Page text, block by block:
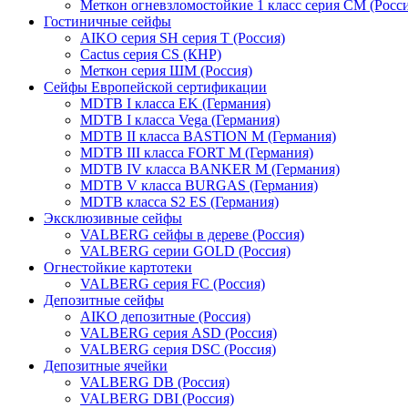
Меткон огневзломостойкие 1 класс серия СМ
Гостиничные сейфы
AIKO серия SH серия Т (Россия)
Cactus серия CS (КНР)
Меткон серия ШМ (Россия)
Сейфы Европейской сертификации
MDTB I класса EK (Германия)
MDTB I класса Vega (Германия)
MDTB II класса BASTION M (Германия)
MDTB III класса FORT M (Германия)
MDTB IV класса BANKER M (Германия)
MDTB V класса BURGAS (Германия)
MDTB класса S2 ES (Германия)
Эксклюзивные сейфы
VALBERG сейфы в дереве (Россия)
VALBERG серии GOLD (Россия)
Огнестойкие картотеки
VALBERG серия FC (Россия)
Депозитные сейфы
AIKO депозитные (Россия)
VALBERG серия ASD (Россия)
VALBERG серия DSC (Россия)
Депозитные ячейки
VALBERG DB (Россия)
VALBERG DBI (Россия)